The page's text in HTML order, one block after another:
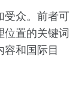
受众。前者可
位置的关键词
和国际目